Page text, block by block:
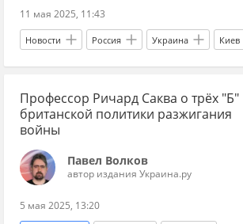
11 мая 2025, 11:43
Новости Россия Украина Киев
Дмитрий Песков Владимир Путин
Борис Джонсон Британия переговоры
новости переговоров
переговоры по Украине 2025
новости о переговорах России и Украины
когда будет мир
Профессор Ричард Саква о трёх "Б"
британской политики разжигания
войны
Павел Волков
автор издания Украина.ру
5 мая 2025, 13:20